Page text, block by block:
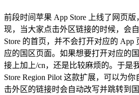
前段时间苹果 App Store 上线了网页
现，当大家点击外区链接的时候，会
Store 的首页，并不会打开对应的 App
应的国区页面。如果想要打开对应的
接上加上/cn，还是比较麻烦的。于是
Store Region Pilot 这款扩展，可以为
击外区的链接时会自动改写并跳转到